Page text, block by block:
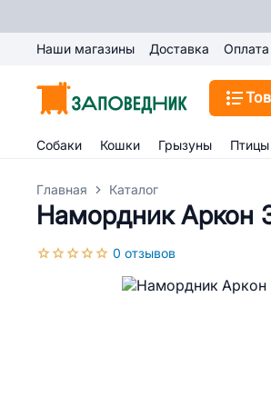
Наши магазины Доставка Оплата
Собаки Кошки Грызуны Птицы
Главная Каталог
Намордник Аркон
0 отзывов